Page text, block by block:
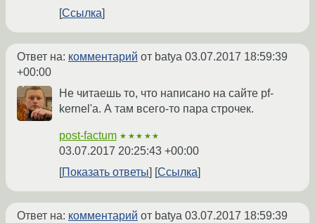
Ссылка
Ответ на: комментарий от batya 03.07.2017 18:59:39
+00:00
Не читаешь то, что написано на сайте pf-
kernel'а. А там всего-то пара строчек.
post-factum ★★★★★
03.07.2017 20:25:43 +00:00
Показать ответы
Ссылка
Ответ на: комментарий от batya 03.07.2017 18:59:39